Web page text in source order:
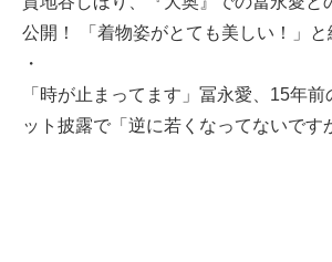
公開！ 「着物姿がとても美しい！」
・
「時が止まってます」冨永愛、15年
ット披露で「逆に若くなってないです